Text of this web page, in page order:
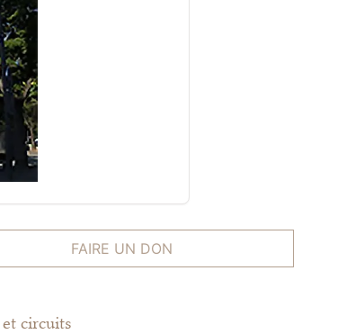
FAIRE UN DON
circuits